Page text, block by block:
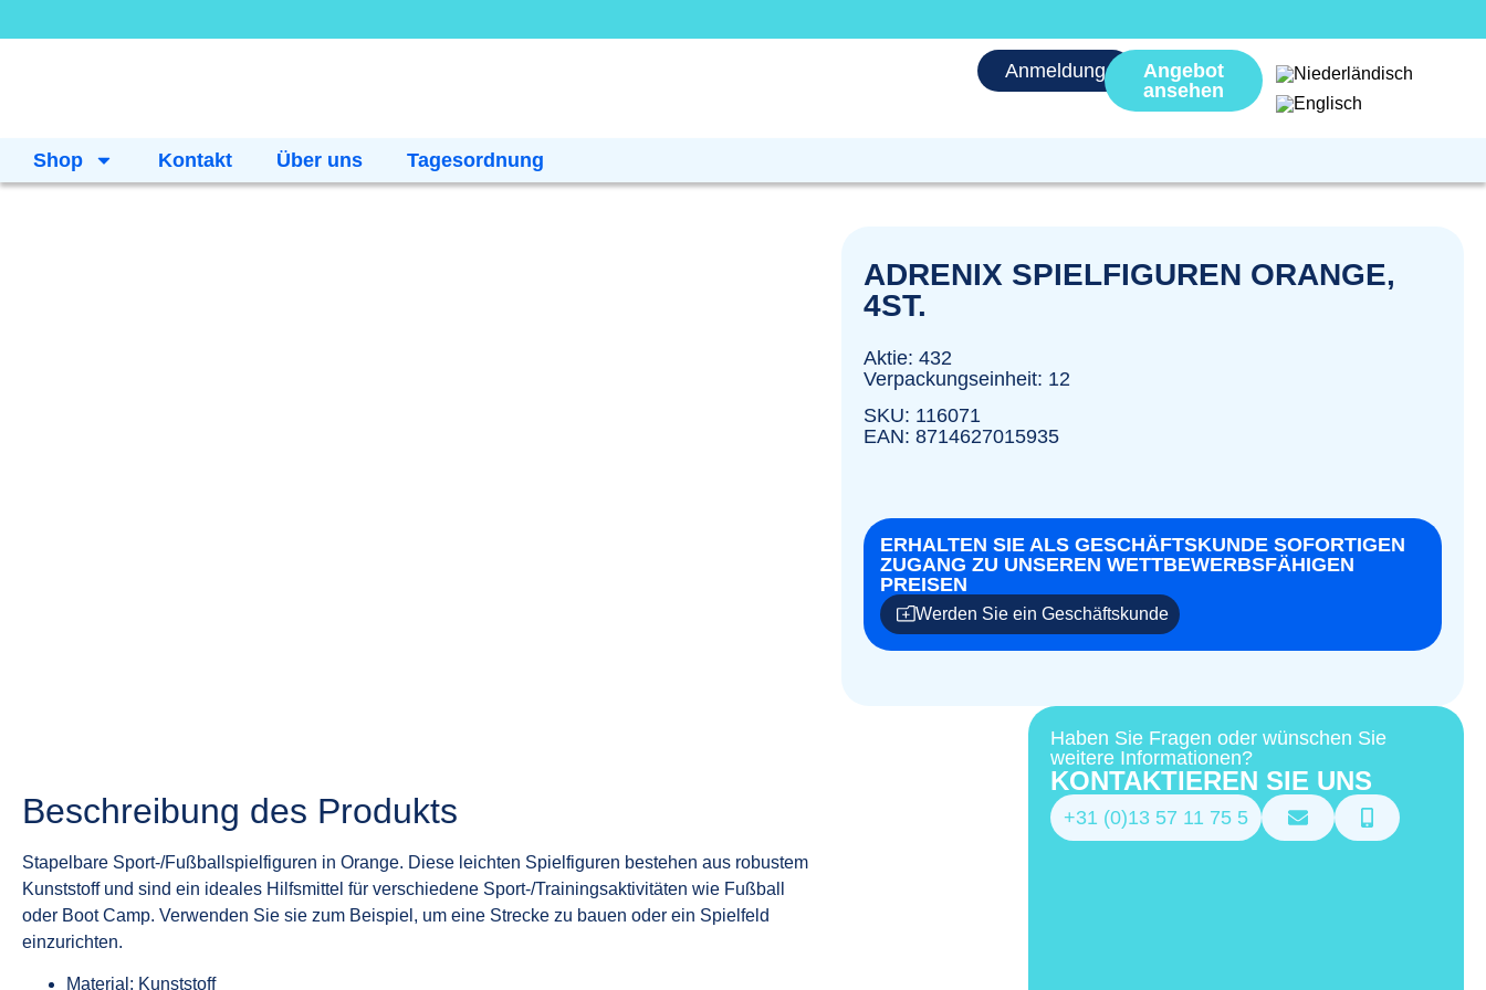
Anmeldung
Angebot
ansehen
Shop Kontakt Über uns Tagesordnung
Beschreibung des Produkts
Stapelbare Sport-/Fußballspielfiguren in Orange. Diese leichten Spielfiguren bestehen aus robustem
Kunststoff und sind ein ideales Hilfsmittel für verschiedene Sport-/Trainingsaktivitäten wie Fußball
oder Boot Camp. Verwenden Sie sie zum Beispiel, um eine Strecke zu bauen oder ein Spielfeld
einzurichten.
Material: Kunststoff
ADRENIX SPIELFIGUREN ORANGE,
4ST.
Aktie: 432
Verpackungseinheit: 12
SKU: 116071
EAN: 8714627015935
ERHALTEN SIE ALS GESCHÄFTSKUNDE SOFORTIGEN
ZUGANG ZU UNSEREN WETTBEWERBSFÄHIGEN
PREISEN
Werden Sie ein Geschäftskunde
Haben Sie Fragen oder wünschen Sie
weitere Informationen?
KONTAKTIEREN SIE UNS
+31 (0)13 57 11 75 5